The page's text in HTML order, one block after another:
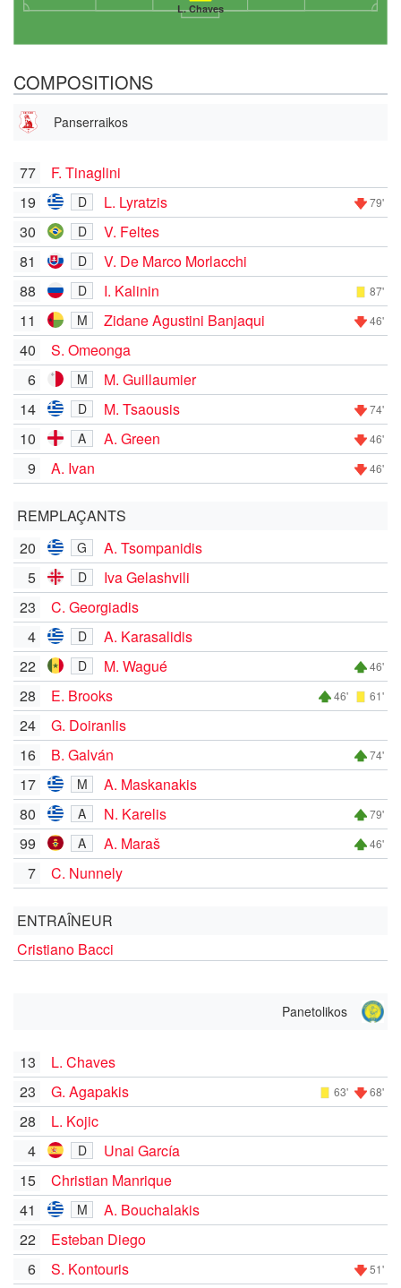
L. Chaves
COMPOSITIONS
Panserraikos
77
F. Tinaglini
19
D L. Lyratzis 79'
30 D
V. Feltes
81
D
V. De Marco Morlacchi
88
D I. Kalinin 87'
11 M Zidane Agustini Banjaqui 46'
40
S. Omeonga
6
M
M. Guillaumier
14
D M. Tsaousis 74'
10 A A. Green 46'
9 A. Ivan 46'
REMPLAÇANTS
20
G
A. Tsompanidis
5
D
Iva Gelashvili
23
C. Georgiadis
4
D
A. Karasalidis
22
D M. Wagué 46'
28 E. Brooks 46' 61'
24
G. Doiranlis
16
B. Galván 74'
17 M
A. Maskanakis
80
A N. Karelis 79'
99 A A. Maraš 46'
7 C. Nunnely
ENTRAÎNEUR
Cristiano Bacci
Panetolikos
13
L. Chaves
23
G. Agapakis 63' 68'
28
L. Kojic
4
D
Unai García
15
Christian Manrique
41
M
A. Bouchalakis
22
Esteban Diego
6
S. Kontouris 51'